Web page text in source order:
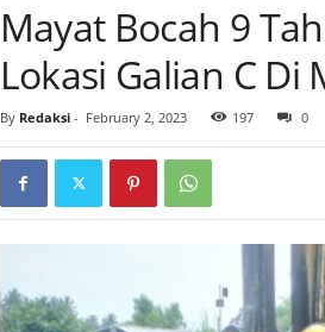
Mayat Bocah 9
Lokasi Galian C
By Redaksi- February 2, 2023 197 0